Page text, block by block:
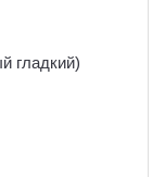
гладкий)